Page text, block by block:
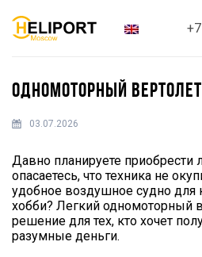
ОДНОМОТОРНЫЙ ВЕРТОЛЕТ
03.07.2026
Давно планируете приобрести
опасаетесь, что техника не
удобное воздушное судно для
хобби? Легкий одномоторный
решение для тех, кто хочет
разумные деньги.